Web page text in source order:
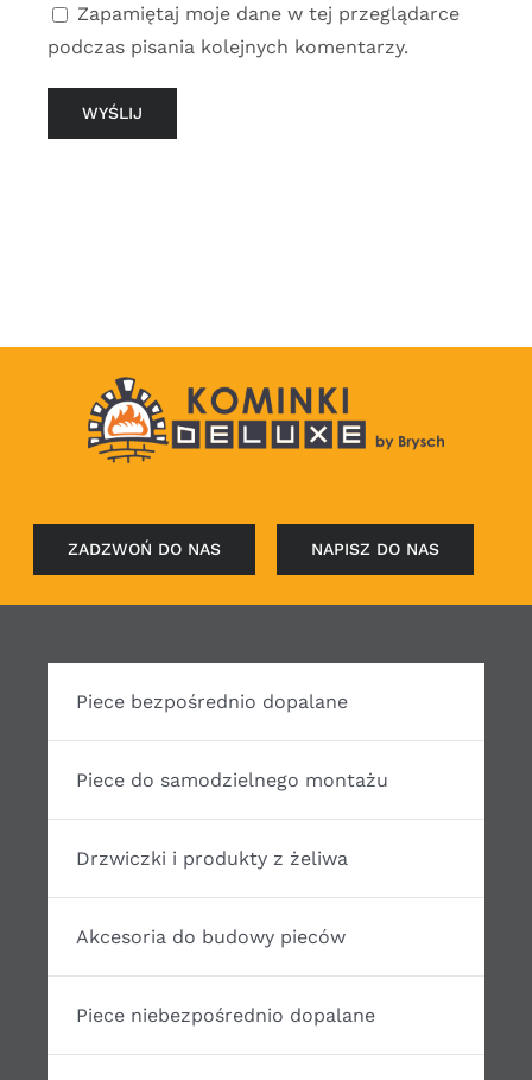
Zapamiętaj moje dane w tej przeglądarce
podczas pisania kolejnych komentarzy.
ZADZWOŃ DO NAS NAPISZ DO NAS
Piece bezpośrednio dopalane
Piece do samodzielnego montażu
Drzwiczki i produkty z żeliwa
Akcesoria do budowy pieców
Piece niebezpośrednio dopalane